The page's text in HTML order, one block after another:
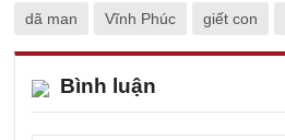
dã man Vĩnh Phúc giết con
Bình luận